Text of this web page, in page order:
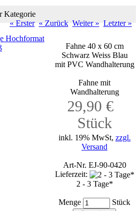
Kategorie
« Erster « Zurück Weiter » Letzter »
Fahne 40 x 60 cm
Schwarz Weiss Blau
mit PVC Wandhalterung
Fahne mit
Wandhalterung
29,90 €
Stück
inkl. 19% MwSt, zzgl.
Versand
Art-Nr. EJ-90-0420
Lieferzeit:
2 - 3 Tage*
Menge Stück